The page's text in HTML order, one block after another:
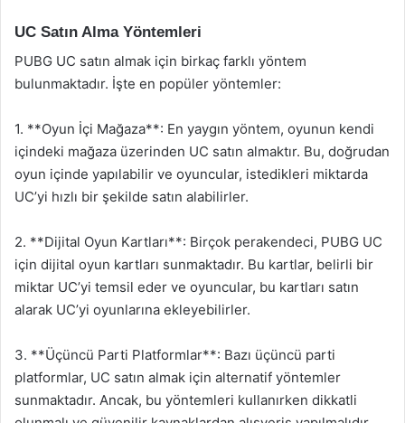
UC Satın Alma Yöntemleri
PUBG UC satın almak için birkaç farklı yöntem
bulunmaktadır. İşte en popüler yöntemler:
1. **Oyun İçi Mağaza**: En yaygın yöntem, oyunun kendi
içindeki mağaza üzerinden UC satın almaktır. Bu, doğrudan
oyun içinde yapılabilir ve oyuncular, istedikleri miktarda
UC’yi hızlı bir şekilde satın alabilirler.
2. **Dijital Oyun Kartları**: Birçok perakendeci, PUBG UC
için dijital oyun kartları sunmaktadır. Bu kartlar, belirli bir
miktar UC’yi temsil eder ve oyuncular, bu kartları satın
alarak UC’yi oyunlarına ekleyebilirler.
3. **Üçüncü Parti Platformlar**: Bazı üçüncü parti
platformlar, UC satın almak için alternatif yöntemler
sunmaktadır. Ancak, bu yöntemleri kullanırken dikkatli